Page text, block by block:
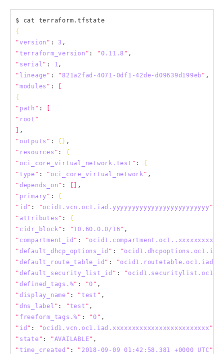
{
"version " : 3
"terraform_version " : "0.11.8 "
" serial " : 1
" lineage " : "821a2fad-4071-0df1-42de-d09639d199eb "
"modules " :
[
{
" path " :
[
" root "
]
" outputs " : {}
" resources " : {
" oci_core_virtual_network.test " : {
"type " : " oci_core_virtual_network "
"depends_on " : []
" primary " : {
" id " : "ocid1.vcn.oc1.iad.yyyyyyyyyyyyyyyyyyyyyyyyy "
" attributes " :
{
" cidr_block" : "10.60.0.0/16"
" compartment_id " : "
"default_dhcp_options_id " : "
"default_route_table_id " : "
"default_security_list_id " : "
"defined_tags.%" : "0 "
"display_name " : "test "
"dns_label " : "test "
" freeform_tags.% " : "0 "
" id " : "ocid1.vcn.oc1.iad.xxxxxxxxxxxxxxxxxxxxxxxxx "
" state " : "AVAILABLE"
"time_created " : " 2018-09-09 01:42:58.381 +0000 UTC "